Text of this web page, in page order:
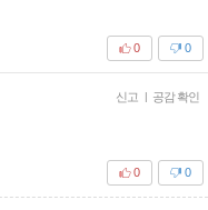
0
0
신고 | 공감 확인
0
0